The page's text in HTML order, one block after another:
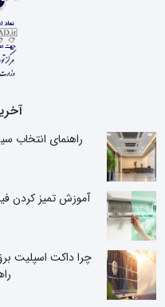
راهنمای انتخاب
آموزش تمیز کردن
چرا داکت اسپلیت